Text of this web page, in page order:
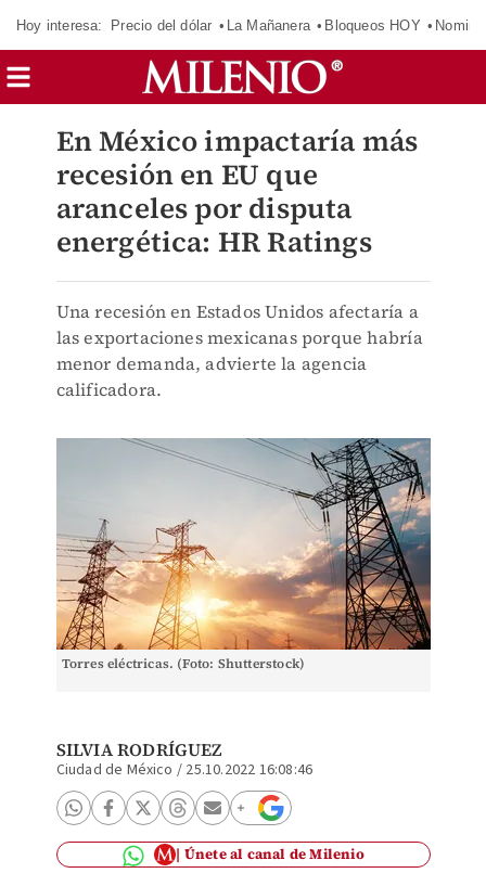
Hoy interesa: Precio del dólar La Mañanera Bloqueos HOY
En México impactaría más
recesión en EU que
aranceles por disputa
energética: HR Ratings
Una recesión en Estados Unidos afectaría a
las exportaciones mexicanas porque habría
menor demanda, advierte la agencia
calificadora.
Torres eléctricas. (Foto: Shutterstock)
SILVIA RODRÍGUEZ
Ciudad de México / 25.10.2022 16:08:46
Únete al canal de Milenio